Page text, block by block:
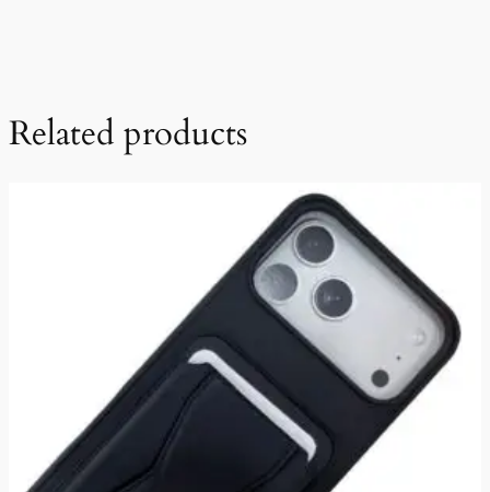
Related products